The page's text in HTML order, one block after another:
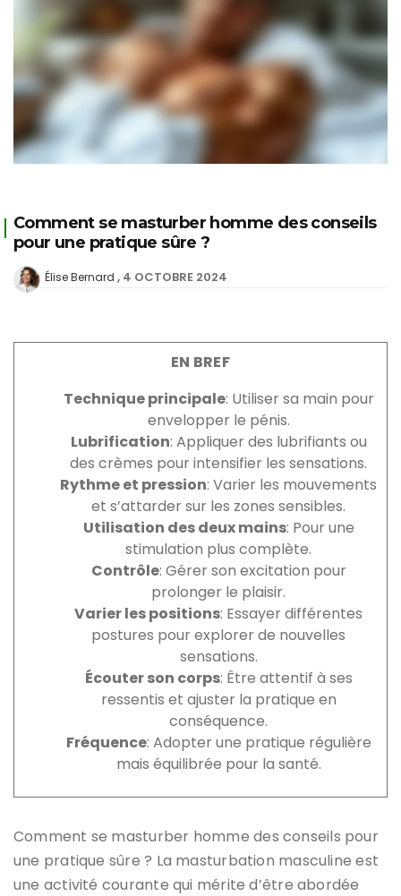
Comment se masturber homme des conseils
pour une pratique sûre ?
Élise Bernard 4 OCTOBRE 2024
EN BREF
Technique principale: Utiliser sa main pour
envelopper le pénis.
Lubrification: Appliquer des lubrifiants ou
des crèmes pour intensifier les sensations.
Rythme et pression: Varier les mouvements
et s’attarder sur les zones sensibles.
Utilisation des deux mains: Pour une
stimulation plus complète.
Contrôle: Gérer son excitation pour
prolonger le plaisir.
Varier les positions: Essayer différentes
postures pour explorer de nouvelles
sensations.
Écouter son corps: Être attentif à ses
ressentis et ajuster la pratique en
conséquence.
Fréquence: Adopter une pratique régulière
mais équilibrée pour la santé.
Comment se masturber homme des conseils pour
une pratique sûre ? La masturbation masculine est
une activité courante qui mérite d’être abordée